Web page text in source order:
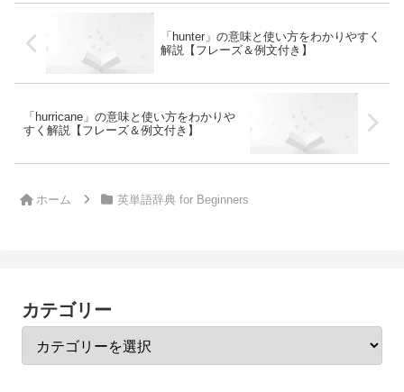
「hunter」の意味と使い方をわかりやすく
解説【フレーズ＆例文付き】
「hurricane」の意味と使い方をわかりや
すく解説【フレーズ＆例文付き】
ホーム 英単語辞典 for Beginners
カテゴリー